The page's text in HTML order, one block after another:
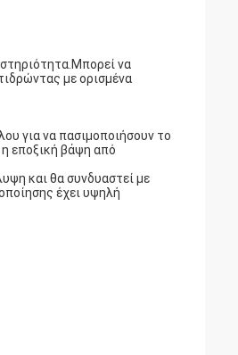
να
με ορισμένα
για να πασιμοποιήσουν το
εποξική βάψη από
και θα συνδυαστεί με
έχει υψηλή